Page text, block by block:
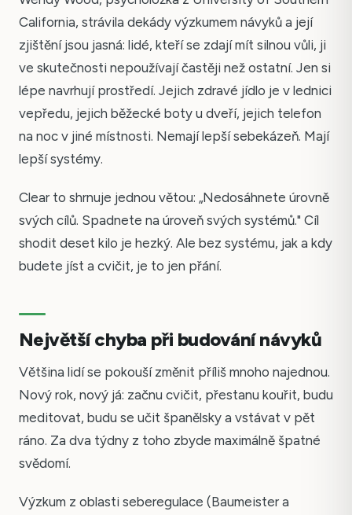
California, strávila dekády výzkumem návyků a její
zjištění jsou jasná: lidé, kteří se zdají mít silnou vůli, ji
ve skutečnosti nepoužívají častěji než ostatní. Jen si
lépe navrhují prostředí. Jejich zdravé jídlo je v lednici
vepředu, jejich běžecké boty u dveří, jejich telefon
na noc v jiné místnosti. Nemají lepší sebekázeň. Mají
lepší systémy.
Clear to shrnuje jednou větou: „Nedosáhnete úrovně
svých cílů. Spadnete na úroveň svých systémů." Cíl
shodit deset kilo je hezký. Ale bez systému, jak a kdy
budete jíst a cvičit, je to jen přání.
Největší chyba při budování návyků
Většina lidí se pokouší změnit příliš mnoho najednou.
Nový rok, nový já: začnu cvičit, přestanu kouřit, budu
meditovat, budu se učit španělsky a vstávat v pět
ráno. Za dva týdny z toho zbyde maximálně špatné
svědomí.
Výzkum z oblasti seberegulace (Baumeister a